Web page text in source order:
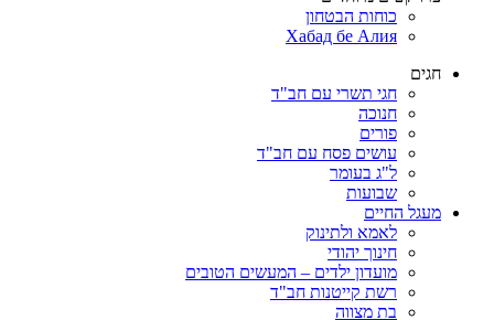
כוחות הבטחון
Хабад бе Алия
חגים
חגי תשרי עם חב"ד
חנוכה
פורים
עושים פסח עם חב"ד
ל"ג בעומר
שבועות
מעגל החיים
לאמא ולתינוק
חינוך יהודי
מועדון ילדים – המעשים הטובים
רשת קייטנות חב"ד
בת מצווה